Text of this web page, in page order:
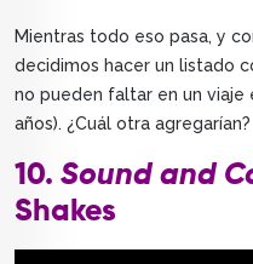
Mientras todo eso pasa, y
decidimos hacer un listado
no pueden faltar en un viaje
años). ¿Cuál otra agregarían?
10. Sound and
Shakes